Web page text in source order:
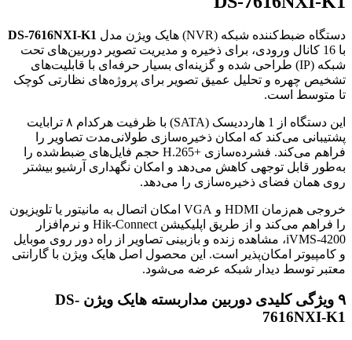
دستگاه ضبط‌کننده شبکه (NVR) هایک ویژن مدل
DS-7616NXI-K1
با 16 کانال ورودی، برای ذخیره و مدیریت تصویر دوربین‌های تحت
شبکه (IP) طراحی شده و گزینه‌ای بسیار حرفه‌ای با قابلیت‌های
تشخیص چهره و تحلیل عمیق تصویر برای پروژه‌های نظارتی کوچک
تا متوسط است.
این دستگاه از 1 هارددیسک (SATA) با ظرفیت هرکدام ۸ ترابایت
پشتیبانی می‌کند که امکان ذخیره‌سازی طولانی‌مدت تصاویر را
فراهم می‌کند. فشرده‌سازی H.265+‎ حجم فایل‌های ضبط‌شده را
به‌طور قابل توجهی کاهش می‌دهد و امکان نگهداری آرشیو بیشتر
روی همان فضای ذخیره‌سازی را می‌دهد.
خروجی هم‌زمان HDMI و VGA امکان اتصال به مانیتور یا تلویزیون
را فراهم می‌کند و از طریق اپلیکیشن Hik-Connect و نرم‌افزار
iVMS-4200، مشاهده زنده و بازبینی تصاویر از راه دور روی موبایل
و کامپیوتر امکان‌پذیر است. این محصول اصل هایک ویژن با گارانتی
معتبر توسط دیدار شبکه عرضه می‌شود.
۹ ویژگی کلیدی دوربین مداربسته هایک ویژن DS-
7616NXI-K1